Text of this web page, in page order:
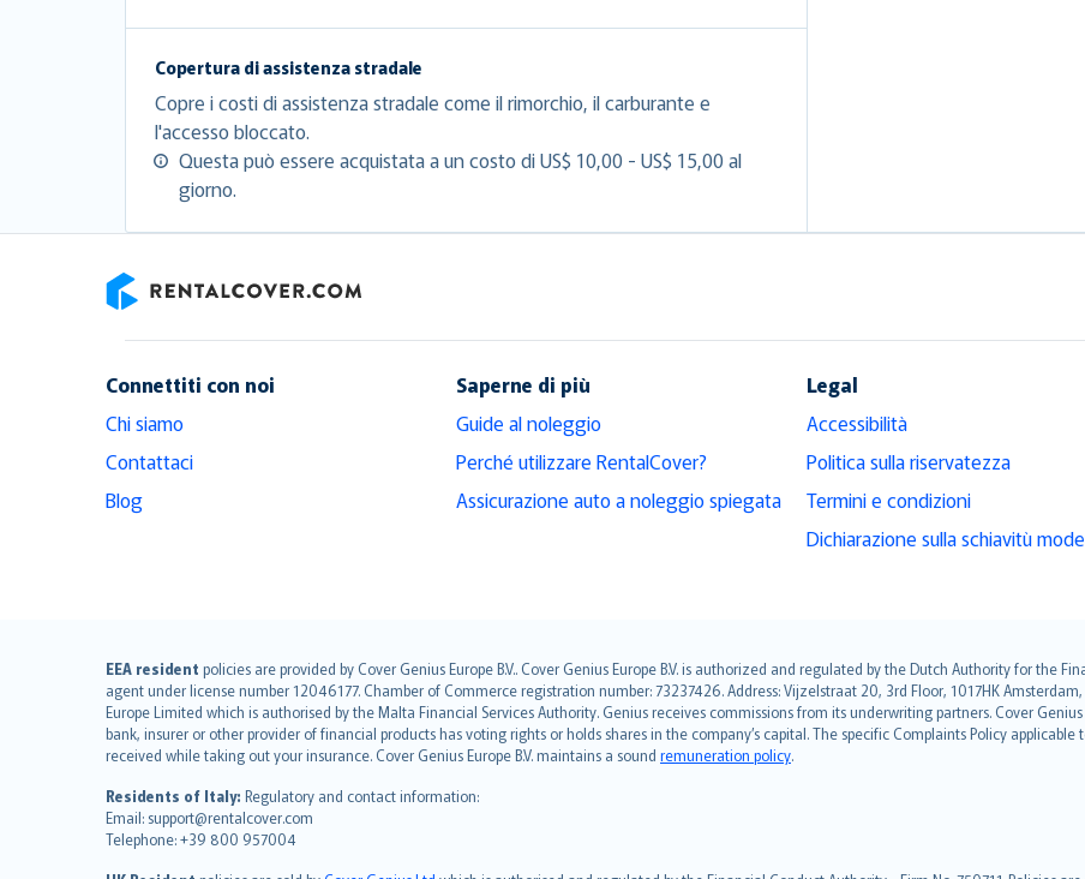
Copertura di assistenza stradale
Copre i costi di assistenza stradale come il rimorchio, il carburante e
l'accesso bloccato.
Questa può essere acquistata a un costo di US$ 10,00 - US$ 15,00 al
giorno.
Connettiti con noi
Chi siamo
Contattaci
Blog
Saperne di più
Guide al noleggio
Perché utilizzare RentalCover?
Assicurazione auto a noleggio spiegata
Legal
Accessibilità
Politica sulla riservatezza
Termini e condizioni
Dichiarazione sulla schiavitù
EEA resident policies are provided by Cover Genius Europe B.V.. Cover Genius Europe B.V. is authorized and regulated by the Dutch Authority for the
agent under license number 12046177. Chamber of Commerce registration number: 73237426. Address: Vijzelstraat 20, 3rd Floor, 1017HK
Europe Limited which is authorised by the Malta Financial Services Authority. Genius receives commissions from its underwriting partners. Cover
bank, insurer or other provider of financial products has voting rights or holds shares in the company’s capital. The specific Complaints Policy
received while taking out your insurance. Cover Genius Europe B.V. maintains a sound remuneration policy.
Residents of Italy: Regulatory and contact information:
Email: support@rentalcover.com
Telephone: +39 800 957004
English (UK)
English (US)
Deutsch
français
Nederlands
español
italiano
简体中文